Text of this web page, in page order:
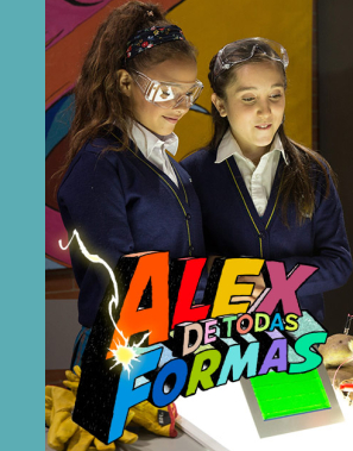
COMPARTIR